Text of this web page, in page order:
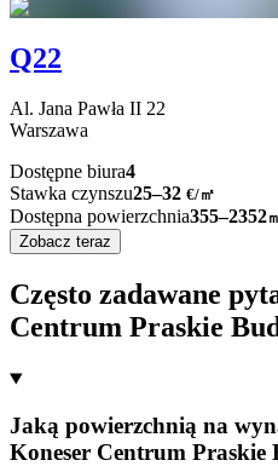
Q22
Al. Jana Pawła II 22
Warszawa
Dostępne biura4
Stawka czynszu25–32 €/㎡
Dostępna powierzchnia355–2352
Zobacz teraz
Często zadawane
Centrum Praskie
Jaką powierzchnią na
Koneser Centrum Praskie